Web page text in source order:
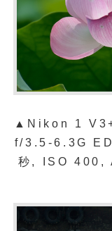
▲Nikon 1
f/3.5-6.3G
秒, ISO 400,